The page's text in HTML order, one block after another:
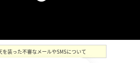
を装った不審なメールやSMSについて